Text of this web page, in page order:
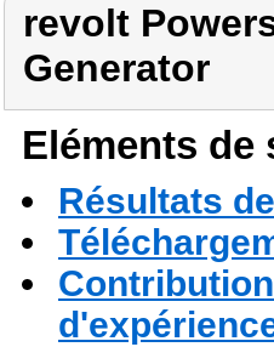
revolt
Generator
Eléments
Résultats